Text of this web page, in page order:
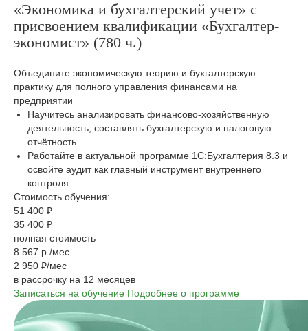
«Экономика и бухгалтерский учет» с
присвоением квалификации «Бухгалтер-
экономист» (780 ч.)
Объедините экономическую теорию и бухгалтерскую
практику для полного управления финансами на
предприятии
Научитесь анализировать финансово-хозяйственную
деятельность, составлять бухгалтерскую и налоговую
отчётность
Работайте в актуальной программе 1С:Бухгалтерия 8.3 и
освойте аудит как главный инструмент внутреннего
контроля
Стоимость обучения:
51 400 ₽
35 400 ₽
полная стоимость
8 567 р./мес
2 950 ₽/мес
в рассрочку на 12 месяцев
Записаться на обучение Подробнее о программе